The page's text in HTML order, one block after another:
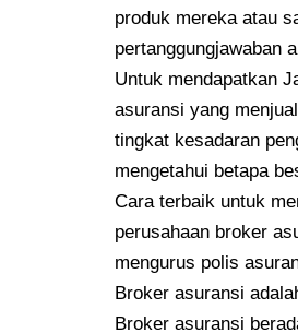
produk mereka atau
pertanggungjawaban
Untuk mendapatkan
asuransi yang
tingkat kesadaran
mengetahui betapa
Cara terbaik untuk
perusahaan broker
mengurus polis
Broker asuransi
Broker asuransi